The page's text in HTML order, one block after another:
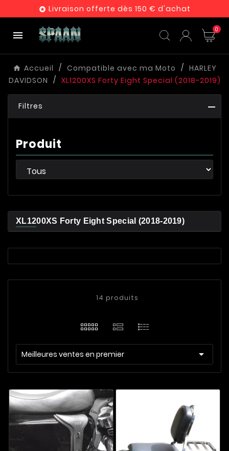
 Livraison offerte dès 150 € d'achat
 0
Accueil Compatible avec ma Moto
HARLEY
DAVIDSON
XL1200XS Forty Eight Special (2018-2019)
Filtres
Produit
XL1200XS Forty Eight Special (2018-2019)
14 produits
Meilleures ventes en premier 